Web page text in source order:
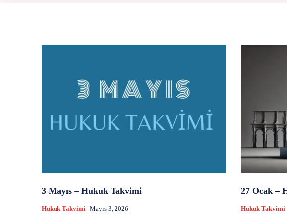
3 Mayıs – Hukuk Takvimi
Hukuk Takvimi Mayıs 3, 2026
27 Ocak –
Hukuk Takvimi